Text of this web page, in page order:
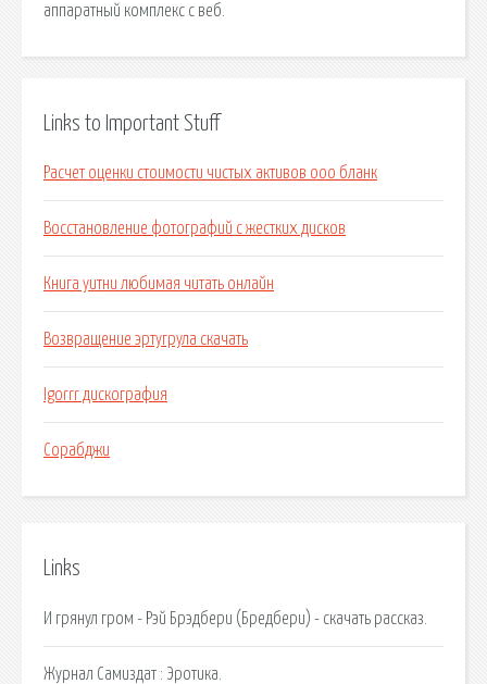
аппаратный комплекс с веб.
Links to Important Stuff
Расчет оценки стоимости чистых активов ооо бланк
Восстановление фотографий с жестких дисков
Книга уитни любимая читать онлайн
Возвращение эртугрула скачать
Igorrr дискография
Сорабджи
Links
И грянул гром - Рэй Брэдбери (Бредбери) - скачать рассказ.
Журнал Самиздат : Эротика.